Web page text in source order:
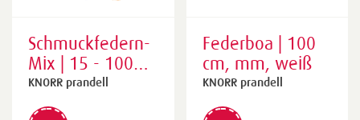
Schmuckfedern-
Mix | 15 - 100
mm, bunt, 5 g
KNORR prandell
Federboa | 100
cm, mm, weiß
KNORR prandell